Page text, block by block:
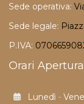
Sede operativa:
Sede legale:
P.IVA:
Orari Apertura
Lunedì -